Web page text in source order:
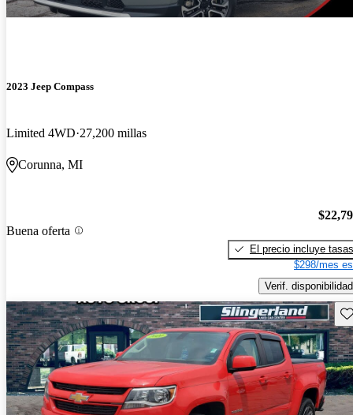
2023 Jeep Compass
Limited 4WD 27,200 millas
Corunna, MI
Buena oferta
El precio incluye tasas
$298/mes
Verif. disponibilidad